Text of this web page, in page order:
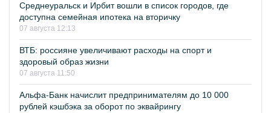
Среднеуральск и Ирбит вошли в список городов, где
доступна семейная ипотека на вторичку
07 августа 12:13
ВТБ: россияне увеличивают расходы на спорт и
здоровый образ жизни
07 августа 11:50
Альфа-Банк начислит предпринимателям до 10 000
рублей кэшбэка за оборот по эквайрингу